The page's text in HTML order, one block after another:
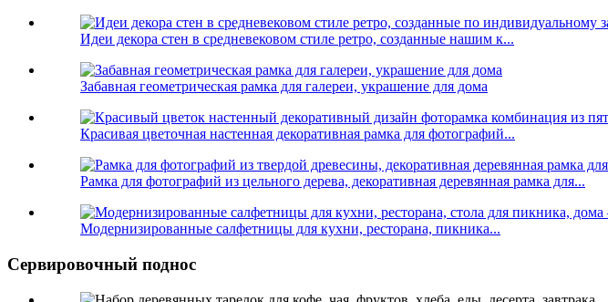
Идеи декора стен в средневековом стиле ретро, ​​созданные нашим к...
Забавная геометрическая рамка для галереи, украшение для дома
Красивая цветочная настенная декоративная рамка для фотографий...
Рамка для фотографий из цельного дерева, декоративная деревянная рамка для...
Модернизированные салфетницы для кухни, ресторана, пикника...
Сервировочный поднос